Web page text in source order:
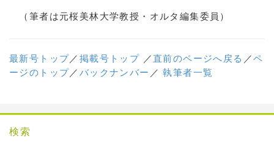
（筆者は元桜美林大学教授・オルタ編集委員）
最新号トップ／ 掲載号トップ ／直前のページへ戻る ／ペ
ージのトップ／ バックナンバー ／執筆者一覧
検索